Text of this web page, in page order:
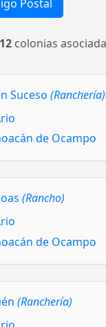
Postal
12 colonias
Suceso (Ranchería)
de Ocampo
(Rancho)
de Ocampo
(Ranchería)